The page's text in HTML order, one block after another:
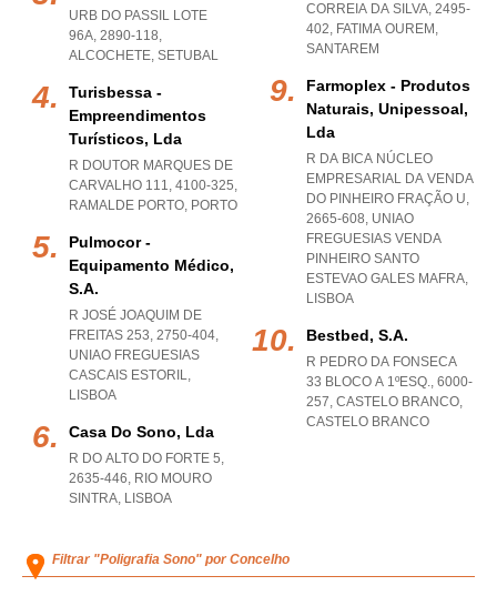
URB DO PASSIL LOTE
96A, 2890-118,
ALCOCHETE, SETUBAL
Turisbessa -
Empreendimentos
Turísticos, Lda
R DOUTOR MARQUES DE
CARVALHO 111, 4100-325,
RAMALDE PORTO, PORTO
Pulmocor -
Equipamento Médico,
S.a.
R JOSÉ JOAQUIM DE
FREITAS 253, 2750-404,
UNIAO FREGUESIAS
CASCAIS ESTORIL,
LISBOA
Casa Do Sono, Lda
R DO ALTO DO FORTE 5,
2635-446, RIO MOURO
SINTRA, LISBOA
CORREIA DA SILVA, 2495-
402, FATIMA OUREM ,
SANTAREM
Farmoplex - Produtos
Naturais, Unipessoal,
Lda
R DA BICA NÚCLEO
EMPRESARIAL DA VENDA
DO PINHEIRO FRAÇÃO U,
2665-608, UNIAO
FREGUESIAS VENDA
PINHEIRO SANTO
ESTEVAO GALES MAFRA,
LISBOA
Bestbed, S.a.
R PEDRO DA FONSECA
33 BLOCO A 1ºESQ., 6000-
257, CASTELO BRANCO,
CASTELO BRANCO
Filtrar "Poligrafia Sono" por Concelho